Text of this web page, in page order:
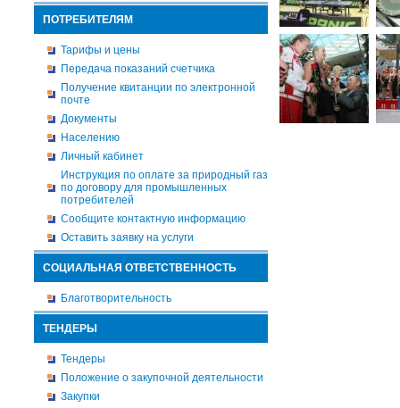
ПОТРЕБИТЕЛЯМ
Тарифы и цены
Передача показаний счетчика
Получение квитанции по электронной
почте
Документы
Населению
Личный кабинет
Инструкция по оплате за природный газ
по договору для промышленных
потребителей
Сообщите контактную информацию
Оставить заявку на услуги
СОЦИАЛЬНАЯ ОТВЕТСТВЕННОСТЬ
Благотворительность
ТЕНДЕРЫ
Тендеры
Положение о закупочной деятельности
Закупки